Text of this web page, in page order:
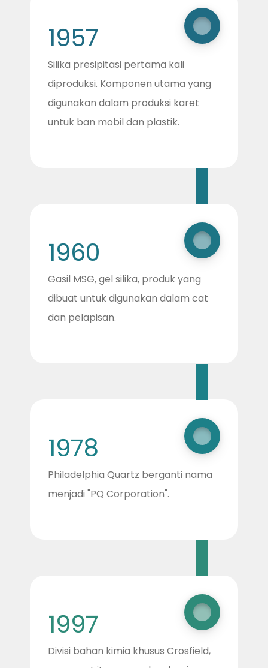
1957
Silika presipitasi pertama kali
diproduksi. Komponen utama yang
digunakan dalam produksi karet
untuk ban mobil dan plastik.
1960
Gasil MSG, gel silika, produk yang
dibuat untuk digunakan dalam cat
dan pelapisan.
1978
Philadelphia Quartz berganti nama
menjadi "PQ Corporation".
1997
Divisi bahan kimia khusus Crosfield,